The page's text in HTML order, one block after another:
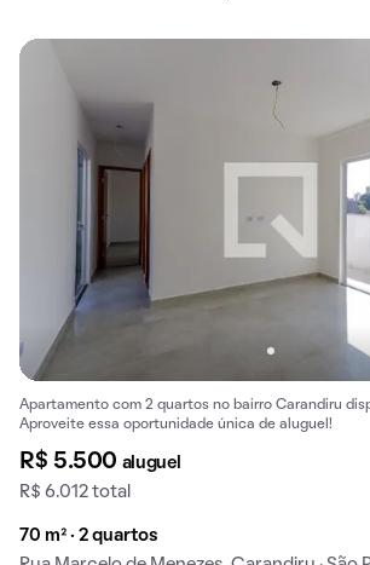
Apartamento com 2 quartos no bairro Carandiru
Aproveite essa oportunidade única de aluguel!
R$ 5.500 aluguel
R$ 6.012 total
70 m² · 2 quartos